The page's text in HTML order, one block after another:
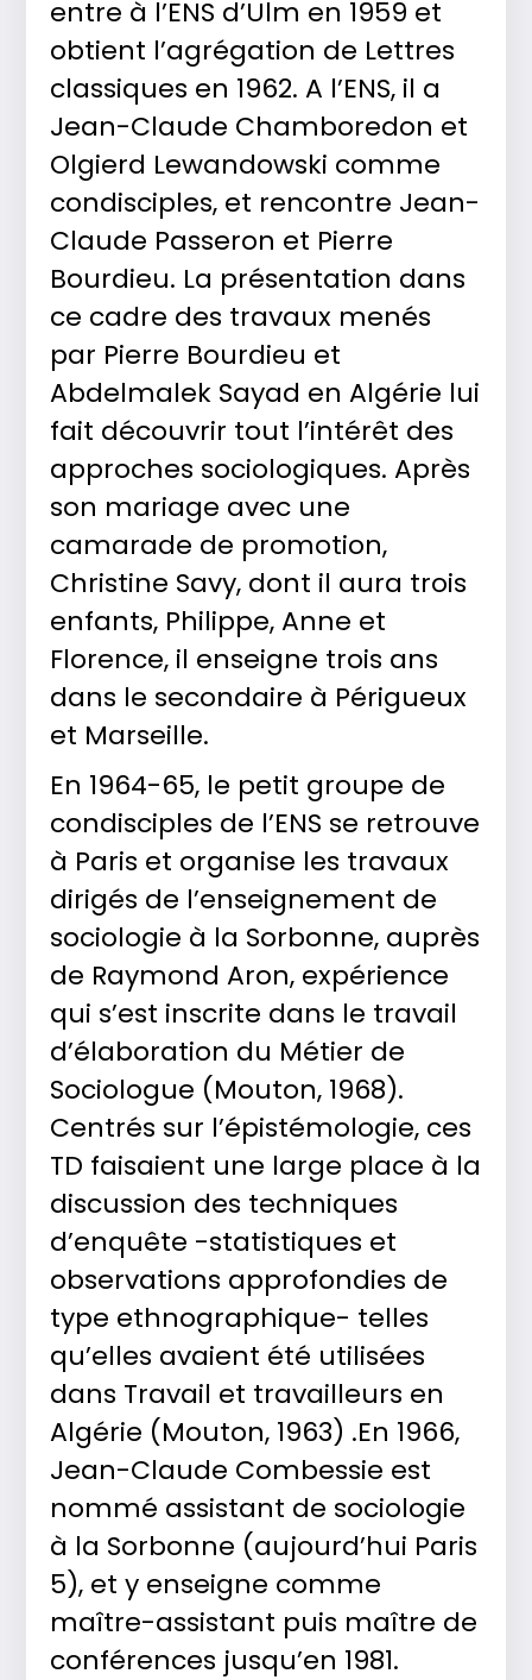
entre à l’ENS d’Ulm en 1959 et
obtient l’agrégation de Lettres
classiques en 1962. A l’ENS, il a
Jean-Claude Chamboredon et
Olgierd Lewandowski comme
condisciples, et rencontre Jean-
Claude Passeron et Pierre
Bourdieu. La présentation dans
ce cadre des travaux menés
par Pierre Bourdieu et
Abdelmalek Sayad en Algérie lui
fait découvrir tout l’intérêt des
approches sociologiques. Après
son mariage avec une
camarade de promotion,
Christine Savy, dont il aura trois
enfants, Philippe, Anne et
Florence, il enseigne trois ans
dans le secondaire à Périgueux
et Marseille.
En 1964-65, le petit groupe de
condisciples de l’ENS se retrouve
à Paris et organise les travaux
dirigés de l’enseignement de
sociologie à la Sorbonne, auprès
de Raymond Aron, expérience
qui s’est inscrite dans le travail
d’élaboration du Métier de
Sociologue (Mouton, 1968).
Centrés sur l’épistémologie, ces
TD faisaient une large place à la
discussion des techniques
d’enquête -statistiques et
observations approfondies de
type ethnographique- telles
qu’elles avaient été utilisées
dans Travail et travailleurs en
Algérie (Mouton, 1963) .En 1966,
Jean-Claude Combessie est
nommé assistant de sociologie
à la Sorbonne (aujourd’hui Paris
5), et y enseigne comme
maître-assistant puis maître de
conférences jusqu’en 1981.